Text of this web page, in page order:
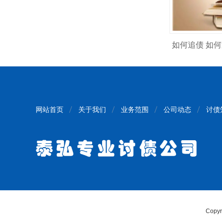
如何追债 如
网站首页 关于我们 业务范围 公司动态 讨债